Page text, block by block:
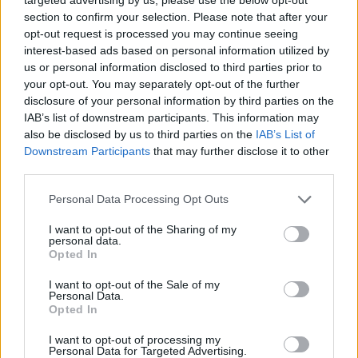
section to confirm your selection. Please note that after your
opt-out request is processed you may continue seeing
interest-based ads based on personal information utilized by
us or personal information disclosed to third parties prior to
your opt-out. You may separately opt-out of the further
disclosure of your personal information by third parties on the
IAB’s list of downstream participants. This information may
also be disclosed by us to third parties on the IAB’s List of
Downstream Participants that may further disclose it to other
Personal Data Processing Opt Outs
I want to opt-out of the Sharing of my
personal data.
Opted In
I want to opt-out of the Sale of my
Personal Data.
Opted In
I want to opt-out of processing my
Personal Data for Targeted Advertising.
tabletki
Nuvaring
Wczoraj po raz pierwszy zaaplikowałam krążek
Nuvaring i krwawienie miesiączkowe ustało. Czy
to normalne?
Antykoncepcja
Tematy antykoncepcja metody antykoncepcyjne
tabletka antykoncepcyjna plastry antykoncepcyjne
wkładka wewnątrzmaciczna przerwatywa